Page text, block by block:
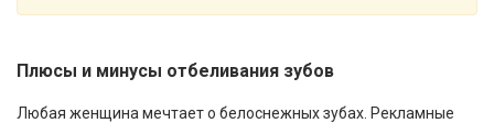
Плюсы и минусы отбеливания зубов
Любая женщина мечтает о белоснежных зубах. Рекламные